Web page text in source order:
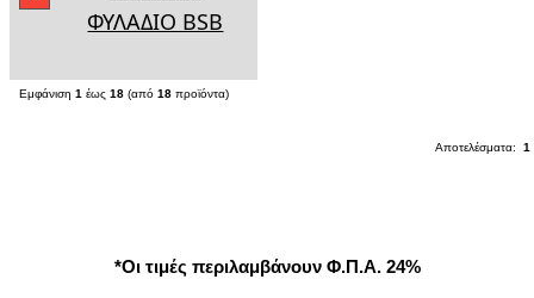
ΦΥΛΑΔΙΟ BSB
Εμφάνιση 1 έως 18 (από 18 προϊόντα)
Αποτελέσματα: 1
*Οι τιμές περιλαμβάνουν Φ.Π.Α. 24%